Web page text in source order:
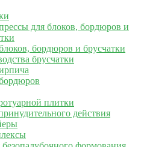
для блоков, бордюров и
бордюров и брусчатки
брусчатки
плитки
действия